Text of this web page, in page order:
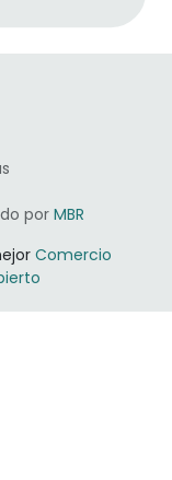
por MBR
Comercio